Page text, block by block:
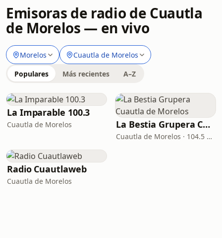
Emisoras de radio de Cuautla
de Morelos — en vivo
Morelos Cuautla de Morelos
Populares Más recientes A–Z
La Imparable 100.3
Cuautla de Morelos La Bestia Grupera Cuautla de Morelos
Cuautla de Morelos · 104.5 FM
Radio Cuautlaweb
Cuautla de Morelos